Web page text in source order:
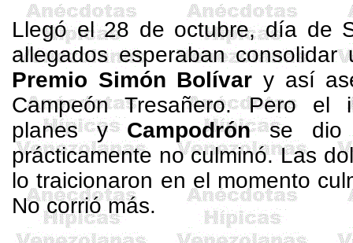
Llegó el 28 de octubre, día de
allegados esperaban
Premio Simón Bolívar y así
CampeónTresañero. Pero el
planes yCampodrónse dio
prácticamente no culminó. Las
lo traicionaron en el momento
No corrió más.